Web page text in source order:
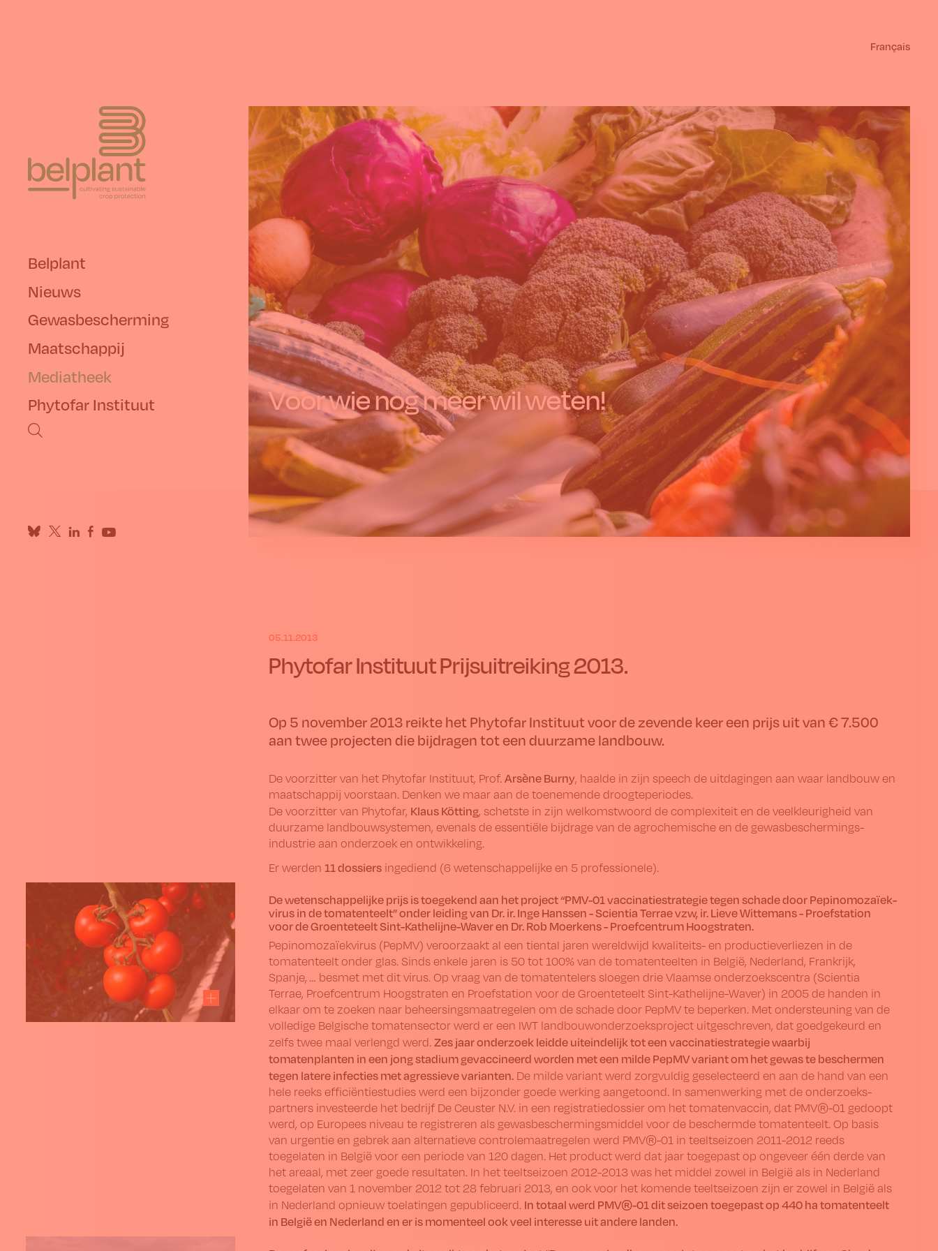
Français
Belplant
Nieuws
Gewasbescherming
Maatschappij
Mediatheek
Phytofar Instituut
Voor wie nog meer wil weten!
05.11.2013
Phytofar Instituut Prijsuitreiking 2013.
Op 5 november 2013 reikte het Phytofar Instituut voor de zevende keer een prijs uit van € 7.500
aan twee projecten die bijdragen tot een duurzame landbouw.
De voorzitter van het Phytofar Instituut, Prof. Arsène Burny, haalde in zijn speech de uitdagingen aan waar landbouw en
maatschappij voorstaan. Denken we maar aan de toenemende droogteperiodes.
De voorzitter van Phytofar, Klaus Kötting, schetste in zijn welkomstwoord de complexiteit en de veelkleurigheid van
duurzame landbouw­systemen, evenals de essentiële bijdrage van de agrochemische en de gewasbeschermings­
industrie aan onderzoek en ontwikkeling.
Er werden 11 dossiersingediend (6 wetenschappelijke en 5 professionele).
Dewetenschappelijke prijsis toegekend aan het project“PMV-01 vaccinatie­strategie tegen schade door Pepinomozaïek­
virus in de tomatenteelt”onder leiding van Dr. ir. Inge Hanssen- Scientia Terrae vzw,ir. Lieve Wittemans- Proefstation
voor de Groenteteelt Sint-Kathelijne-Waver en Dr. Rob Moerkens - Proefcentrum Hoogstraten.
Pepinomozaïek­virus (PepMV) veroorzaakt al een tiental jaren wereldwijd kwaliteits- en productieverliezen in de
tomatenteelt onder glas. Sinds enkele jaren is 50 tot 100% van de tomatenteelten in België, Nederland, Frankrijk,
Spanje, … besmet met dit virus. Op vraag van de tomatentelers sloegen drie Vlaamse onderzoeks­centra (Scientia
Terrae, Proefcentrum Hoogstraten en Proefstation voor de Groenteteelt Sint-Kathelijne-Waver) in 2005 de handen in
elkaar om te zoeken naar beheersings­maatregelen om de schade door PepMV te beperken. Met ondersteuning van de
volledige Belgische tomatensector werd er een IWT landbouwonderzoeks­project uitgeschreven, dat goedgekeurd en
zelfs twee maal verlengd werd. Zes jaar onderzoek leidde uiteindelijk tot een vaccinatie­strategie waarbij
tomatenplanten in een jong stadium gevaccineerd worden met een milde PepMV variant om het gewas te beschermen
tegen latere infecties met agressieve varianten.De milde variant werd zorgvuldig geselecteerd en aan de hand van een
hele reeks efficiëntiestudies werd een bijzonder goede werking aangetoond. In samenwerking met de onderzoeks­
partners investeerde het bedrijf De Ceuster N.V. in een registratiedossier om het tomatenvaccin, dat PMV®-01 gedoopt
werd, op Europees niveau te registreren als gewasbeschermings­middel voor de beschermde tomatenteelt. Op basis
van urgentie en gebrek aan alternatieve controle­maatregelen werd PMV®-01 in teeltseizoen 2011-2012 reeds
toegelaten in België voor een periode van 120 dagen. Het product werd dat jaar toegepast op ongeveer één derde van
het areaal, met zeer goede resultaten. In het teeltseizoen 2012-2013 was het middel zowel in België als in Nederland
toegelaten van 1 november 2012 tot 28 februari 2013, en ook voor het komende teeltseizoen zijn er zowel in België als
in Nederland opnieuw toelatingen gepubliceerd. In totaal werd PMV®-01 dit seizoen toegepast op 440 ha tomatenteelt
in België en Nederland en er is momenteel ook veel interesse uit andere landen.